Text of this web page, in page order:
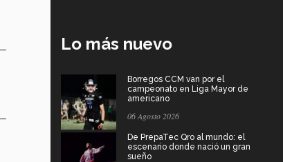
Lo más nuevo
Borregos CCM van por el
campeonato en Liga Mayor de
americano
06 Agosto 2026
De PrepaTec Qro al mundo: el
escenario donde nació un gran
sueño